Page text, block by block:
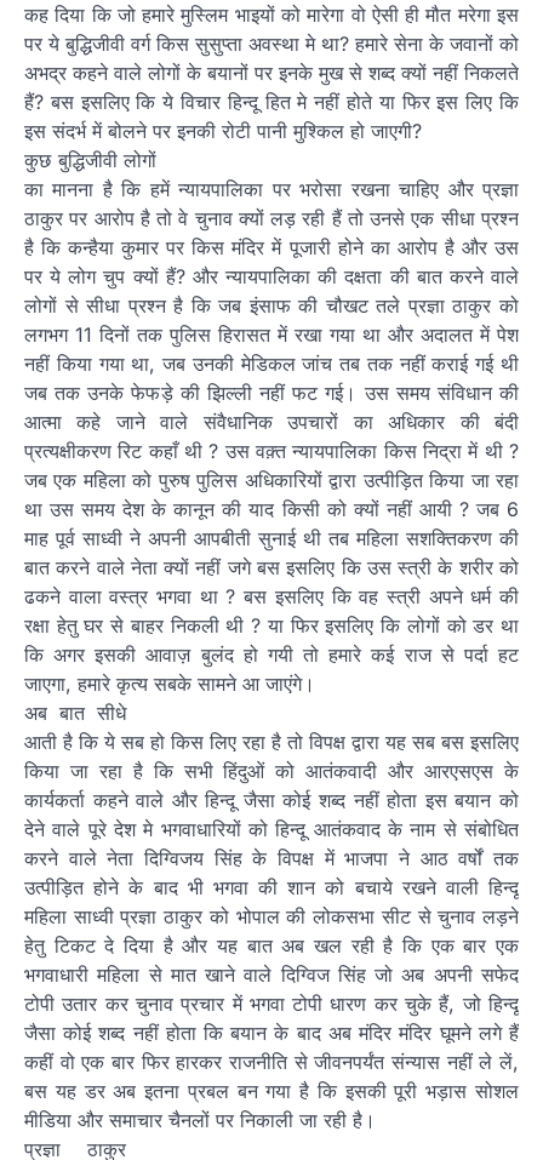
कह दिया कि जो हमारे मुस्लिम भाइयों को मारेगा वो ऐसी ही मौत मरेगा इस
पर ये बुद्धिजीवी वर्ग किस सुसुप्ता अवस्था मे था? हमारे सेना के जवानों को
अभद्र कहने वाले लोगों के बयानों पर इनके मुख से शब्द क्यों नहीं निकलते
हैं? बस इसलिए कि ये विचार हिन्दू हित मे नहीं होते या फिर इस लिए कि
इस संदर्भ में बोलने पर इनकी रोटी पानी मुश्किल हो जाएगी?
कुछ बुद्धिजीवी लोगों
का मानना है कि हमें न्यायपालिका पर भरोसा रखना चाहिए और प्रज्ञा
ठाकुर पर आरोप है तो वे चुनाव क्यों लड़ रही हैं तो उनसे एक सीधा प्रश्न
है कि कन्हैया कुमार पर किस मंदिर में पूजारी होने का आरोप है और उस
पर ये लोग चुप क्यों हैं? और न्यायपालिका की दक्षता की बात करने वाले
लोगों से सीधा प्रश्न है कि जब इंसाफ की चौखट तले प्रज्ञा ठाकुर को
लगभग 11 दिनों तक पुलिस हिरासत में रखा गया था और अदालत में पेश
नहीं किया गया था, जब उनकी मेडिकल जांच तब तक नहीं कराई गई थी
जब तक उनके फेफड़े की झिल्ली नहीं फट गई। उस समय संविधान की
आत्मा कहे जाने वाले संवैधानिक उपचारों का अधिकार की बंदी
प्रत्यक्षीकरण रिट कहाँ थी ? उस वक़्त न्यायपालिका किस निद्रा में थी ?
जब एक महिला को पुरुष पुलिस अधिकारियों द्वारा उत्पीड़ित किया जा रहा
था उस समय देश के कानून की याद किसी को क्यों नहीं आयी ? जब 6
माह पूर्व साध्वी ने अपनी आपबीती सुनाई थी तब महिला सशक्तिकरण की
बात करने वाले नेता क्यों नहीं जगे बस इसलिए कि उस स्त्री के शरीर को
ढकने वाला वस्त्र भगवा था ? बस इसलिए कि वह स्त्री अपने धर्म की
रक्षा हेतु घर से बाहर निकली थी ? या फिर इसलिए कि लोगों को डर था
कि अगर इसकी आवाज़ बुलंद हो गयी तो हमारे कई राज से पर्दा हट
जाएगा, हमारे कृत्य सबके सामने आ जाएंगे।
अब बात सीधे
आती है कि ये सब हो किस लिए रहा है तो विपक्ष द्वारा यह सब बस इसलिए
किया जा रहा है कि सभी हिंदुओं को आतंकवादी और आरएसएस के
कार्यकर्ता कहने वाले और हिन्दू जैसा कोई शब्द नहीं होता इस बयान को
देने वाले पूरे देश मे भगवाधारियों को हिन्दू आतंकवाद के नाम से संबोधित
करने वाले नेता दिग्विजय सिंह के विपक्ष में भाजपा ने आठ वर्षों तक
उत्पीड़ित होने के बाद भी भगवा की शान को बचाये रखने वाली हिन्दू
महिला साध्वी प्रज्ञा ठाकुर को भोपाल की लोकसभा सीट से चुनाव लड़ने
हेतु टिकट दे दिया है और यह बात अब खल रही है कि एक बार एक
भगवाधारी महिला से मात खाने वाले दिग्विज सिंह जो अब अपनी सफेद
टोपी उतार कर चुनाव प्रचार में भगवा टोपी धारण कर चुके हैं, जो हिन्दू
जैसा कोई शब्द नहीं होता कि बयान के बाद अब मंदिर मंदिर घूमने लगे हैं
कहीं वो एक बार फिर हारकर राजनीति से जीवनपर्यंत संन्यास नहीं ले लें,
बस यह डर अब इतना प्रबल बन गया है कि इसकी पूरी भड़ास सोशल
मीडिया और समाचार चैनलों पर निकाली जा रही है।
प्रज्ञा ठाकुर